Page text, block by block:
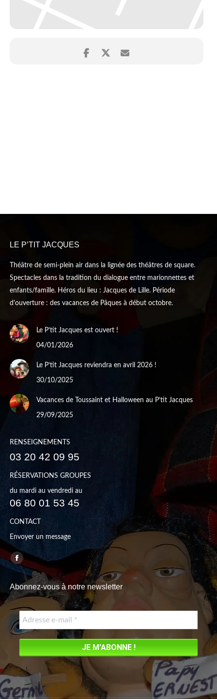
LE P’TIT JACQUES
Théâtre de semi-plein air dans la lignée des théâtres de square.
Spectacles dans la tradition du dialogue entre marionnettes et
enfants/famille. Héros du lieu : Jacques de Lille. Période
d'ouverture : des vacances de Pâques à début octobre.
Le P’tit Jacques est ouvert !
04/01/2026
Le P’tit Jacques reviendra en avril 2026 !
30/10/2025
Vacances de Toussaint et Halloween au P’tit Jacques
29/09/2025
RENSEIGNEMENTS
03 20 42 09 95
RÉSERVATIONS GROUPES
du mardi au vendredi au
06 80 01 53 45
CONTACT
Envoyer un message
Trouvez nous sur :
Facebook
page
opens
in
new
window
Abonnez-vous à notre newsletter